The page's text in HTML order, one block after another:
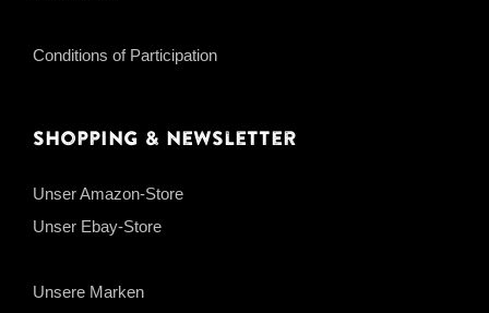
Conditions of Participation
Shopping & Newsletter
Unser Amazon-Store
Unser Ebay-Store
Unsere Marken